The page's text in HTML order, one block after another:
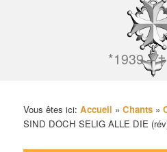
*1939 –
Vous êtes ici:Accueil »Chants »
SIND DOCH SELIG ALLE DIE